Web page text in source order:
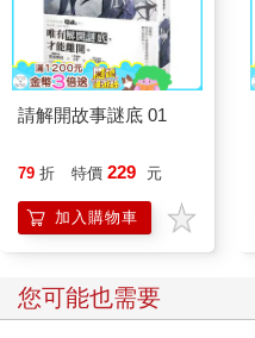
請解開故事謎底 01
79 折 特價 229 元
加入購物車
您可能也需要